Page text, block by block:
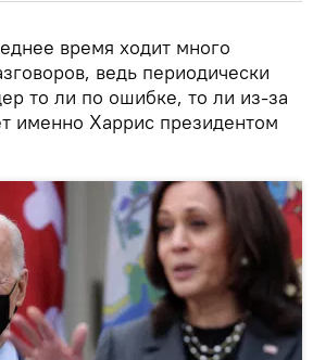
время ходит много
ведь периодически
то ли по ошибке, то ли из-за
именно Харрис президентом